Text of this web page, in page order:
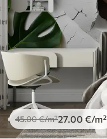
45.00€/m²27.00 €/m²